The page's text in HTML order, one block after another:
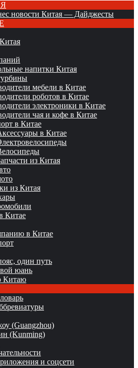
новости Китая — Дайджесты
напитки Китая
мебели в Китае
роботов в Китае
электроники в Китае
чая и кофе в Китае
в Китае
в Китае
из Китая
из Китая
Китае
в Китае
один путь
юань
Китаю
(Guangzhou)
(Kunming)
и соцсети